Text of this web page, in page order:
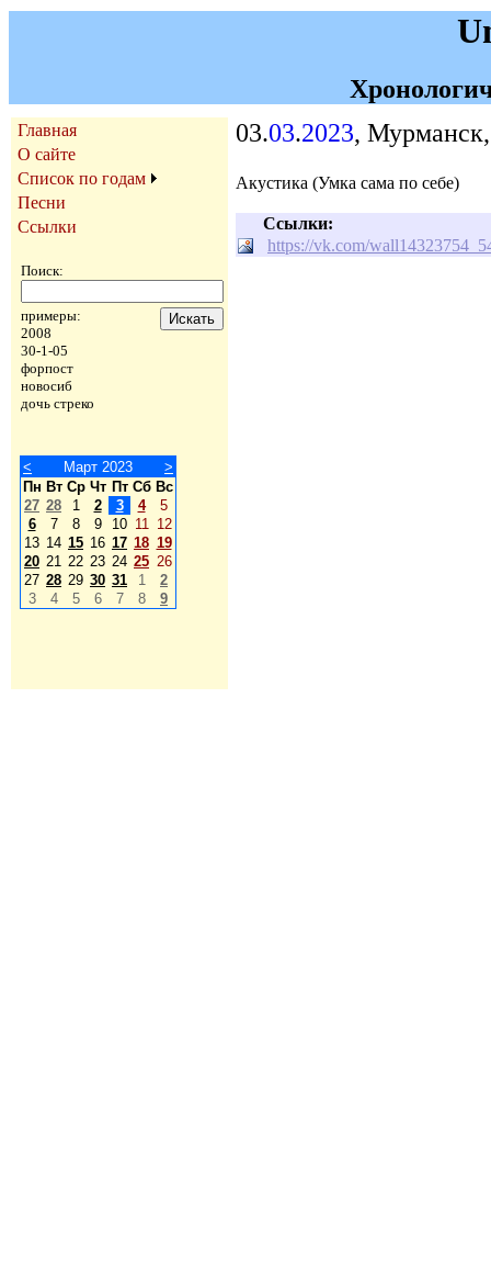
Главная
О сайте
Список по годам
Песни
Ссылки
Поиск:
примеры:
2008
30-1-05
форпост
новосиб
дочь стреко
< Март 2023
>
Пн Вт Ср Чт Пт Сб Вс
27 28 1 2 3 4
5
6
7 8 9 10 11 12
13 14 15 16 17 18 19
20 21 22 23 24 25 26
27 28 29 30 31 1
2
3
4 5 6 7 8 9
03.03.2023,
Акустика (Умка сама по себе)
Ссылки:
https://vk.com/